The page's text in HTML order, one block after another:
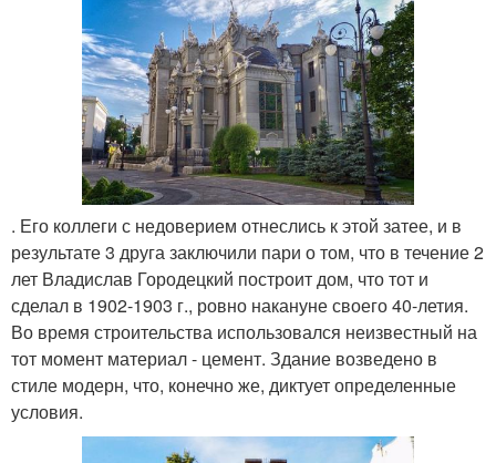
. Его коллеги с недоверием отнеслись к этой затее, и в
результате 3 друга заключили пари о том, что в течение 2
лет Владислав Городецкий построит дом, что тот и
сделал в 1902-1903 г., ровно накануне своего 40-летия.
Во время строительства использовался неизвестный на
тот момент материал - цемент. Здание возведено в
стиле модерн, что, конечно же, диктует определенные
условия.